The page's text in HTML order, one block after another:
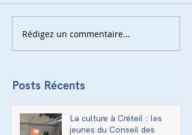
Rédigez un commentaire...
Posts Récents
La culture à Créteil : les
jeunes du Conseil des